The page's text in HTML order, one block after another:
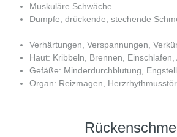
Muskuläre Schwäche
Dumpfe, drückende, stechende
Verhärtungen, Verspannungen,
Haut: Kribbeln, Brennen,
Gefäße: Minderdurchblutung,
Organ: Reizmagen,